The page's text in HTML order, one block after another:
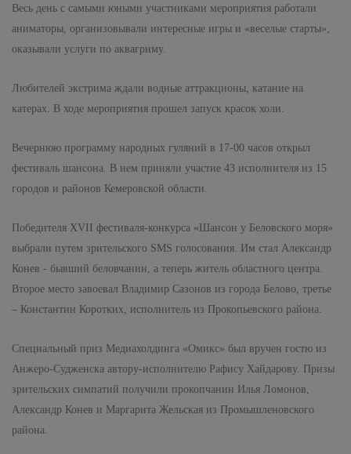
Весь день с самыми юными участниками мероприятия работали
аниматоры, организовывали интересные игры и «веселые старты»,
оказывали услуги по аквагриму.
Любителей экстрима ждали водные аттракционы, катание на
катерах. В ходе мероприятия прошел запуск красок холи.
Вечернюю программу народных гуляний в 17-00 часов открыл
фестиваль шансона. В нем приняли участие 43 исполнителя из 15
городов и районов Кемеровской области.
Победителя XVII фестиваля-конкурса «Шансон у Беловского моря»
выбрали путем зрительского SMS голосования. Им стал Александр
Конев - бывший беловчанин, а теперь житель областного центра.
Второе место завоевал Владимир Сазонов из города Белово, третье
– Константин Коротких, исполнитель из Прокопьевского района.
Специальный приз Медиахолдинга «Омикс» был вручен гостю из
Анжеро-Судженска автору-исполнителю Рафису Хайдарову. Призы
зрительских симпатий получили прокопчанин Илья Ломонов,
Александр Конев и Маргарита Жельская из Промышленовского
района.